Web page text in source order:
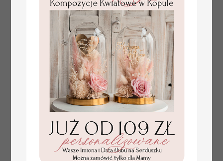
numerki na stół weselny
z tłoczonymi kwiatami,
eleganckie numerki na
stoły weselne, tłoczone
numerki na stół weselny,
dekoracja stołów
weselnych tłoczone
Promocja:
10 PLN/13.00 PLN